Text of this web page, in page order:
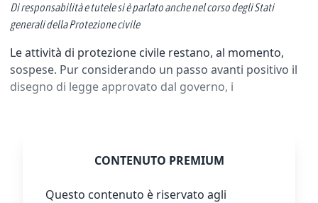
Di responsabilità e tutele si è parlato anche nel corso degli Stati
generali della Protezione civile
Le attività di protezione civile restano, al momento,
sospese. Pur considerando un passo avanti positivo il
disegno di legge approvato dal governo, i
CONTENUTO PREMIUM
Questo contenuto è riservato agli